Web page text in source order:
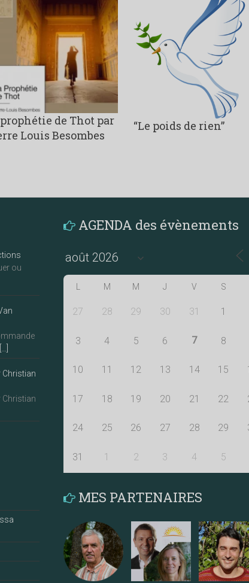
de Thot par
Louis Besombes
“Le poids de rien”
ou
Christian
Christian
AGENDA des évènements
M M J V S
27 28 29 30 31 1
3 4 5 6 7 8
10 11 12 13 14 15
17 18 19 20 21 22
24 25 26 27 28 29
31 1 2 3 4 5
MES PARTENAIRES